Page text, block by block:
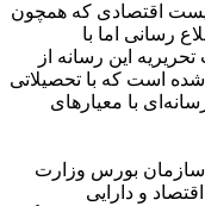
اقتصادی که همچون
رسانی اما با
این رسانه از
شده است که با تحصیلاتی
با معیار‌های
سازمان بورس وزارت
و دارایی